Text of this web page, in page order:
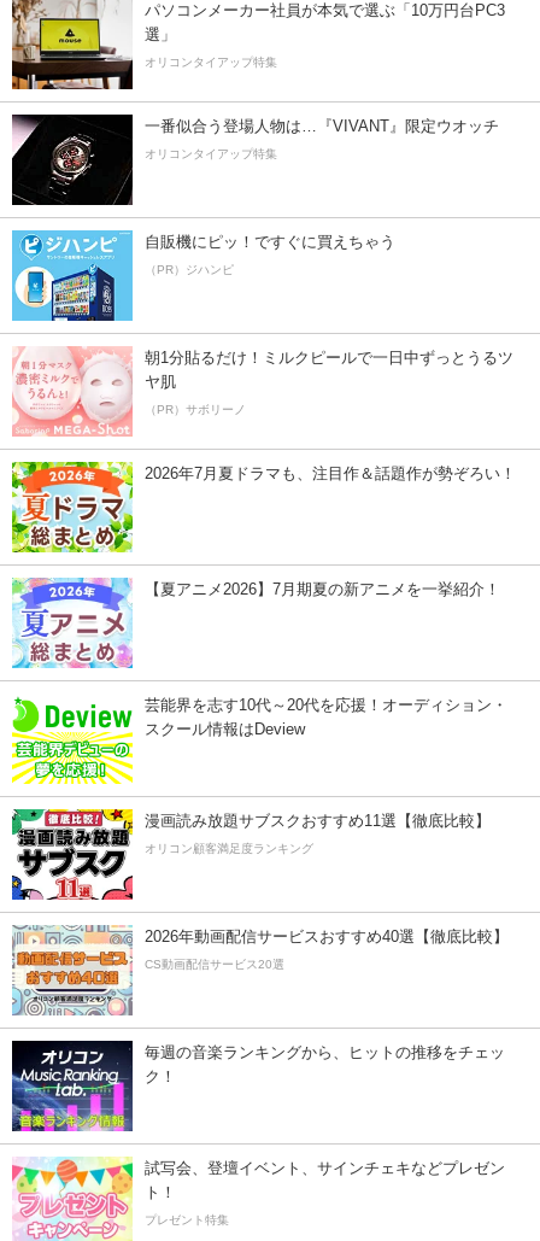
パソコンメーカー社員が本気で選ぶ「10万円台PC3
選」
オリコンタイアップ特集
一番似合う登場人物は…『VIVANT』限定ウオッチ
オリコンタイアップ特集
自販機にピッ！ですぐに買えちゃう
（PR）ジハンピ
朝1分貼るだけ！ミルクピールで一日中ずっとうるツ
ヤ肌
（PR）サボリーノ
2026年7月夏ドラマも、注目作＆話題作が勢ぞろい！
【夏アニメ2026】7月期夏の新アニメを一挙紹介！
芸能界を志す10代～20代を応援！オーディション・
スクール情報はDeview
漫画読み放題サブスクおすすめ11選【徹底比較】
オリコン顧客満足度ランキング
2026年動画配信サービスおすすめ40選【徹底比較】
CS動画配信サービス20選
毎週の音楽ランキングから、ヒットの推移をチェッ
ク！
試写会、登壇イベント、サインチェキなどプレゼン
ト！
プレゼント特集